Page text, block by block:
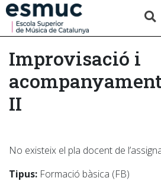
Estudis
Recerca
Serveis
Improvisació i
II
No existeix el pla docent de
Tipus: Formació bàsica (FB)